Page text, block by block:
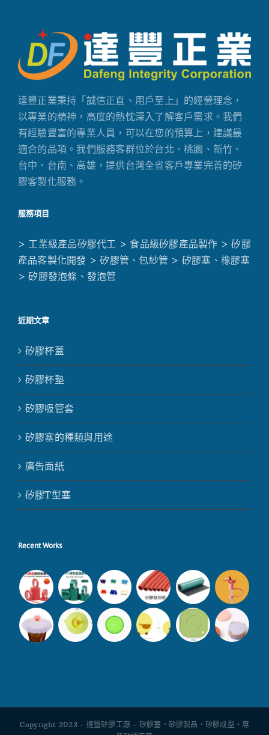
達豐正業秉持「誠信正直、用戶至上」的經營理念，
以專業的精神，高度的熱忱深入了解客戶需求。我們
有經驗豐富的專業人員，可以在您的預算上，建議最
適合的品項。我們服務客群位於台北、桃園、新竹、
台中、台南、高雄，提供台灣全省客戶專業完善的矽
膠客製化服務。
服務項目
> 工業級產品矽膠代工 > 食品級矽膠產品製作 > 矽膠
產品客製化開發 > 矽膠管、包紗管 > 矽膠塞、橡膠塞
> 矽膠發泡條、發泡管
近期文章
矽膠杯蓋
矽膠杯墊
矽膠吸管套
矽膠塞的種類與用途
廣告面紙
矽膠T型塞
Recent Works
Copyright 2023 - 達豐矽膠工廠 - 矽膠塞・矽膠製品・矽膠成型・專